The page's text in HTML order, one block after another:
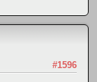
#1596